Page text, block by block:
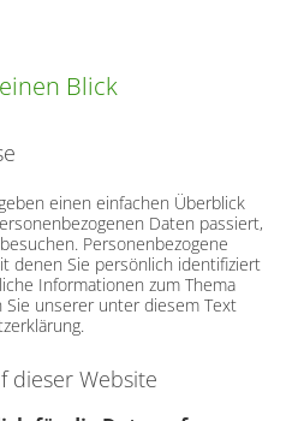
Blick
einen einfachen Überblick
Daten passiert,
Personenbezogene
denen Sie persönlich identifiziert
Informationen zum Thema
unserer unter diesem Text
dieser Website